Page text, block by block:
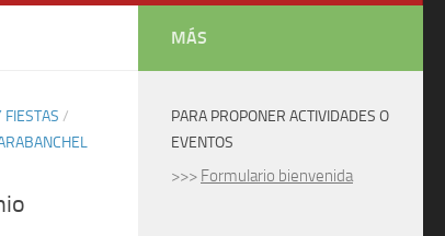
FIESTAS /
MÁS
PARA PROPONER ACTIVIDADES O
EVENTOS
>>> Formulario bienvenida